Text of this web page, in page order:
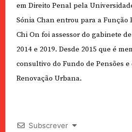
em Direito Penal pela
Sónia Chan entrou para a Função
Chi On foi assessor do gabinete
2014 e 2019. Desde 2015 que é
consultivo do Fundo de Pensões
Renovação Urbana.
Subscrever